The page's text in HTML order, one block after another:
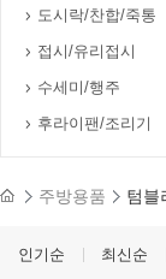
도시락/찬합/죽통
접시/유리접시
수세미/행주
후라이팬/조리기
주방용품 텀블
인기순 최신순